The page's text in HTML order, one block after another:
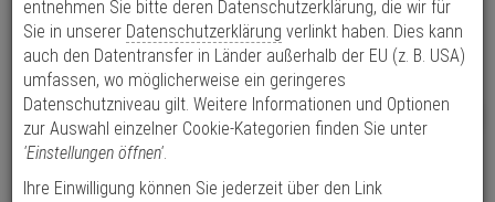
Zeichen
ein,
um
Suche
starten.
gestartet
Bewegungsmelder V2, 12116
Produktmerkmale
HOT
Datenblatt drucken
Produktinformationen
Bewegungsmelder
entnehmen Sie bitte deren Datenschutzerklärung, die wir für
Sie in unserer Datenschutzerklärung verlinkt haben. Dies kann
auch den Datentransfer in Länder außerhalb der EU (z. B. USA)
umfassen, wo möglicherweise ein geringeres
Datenschutzniveau gilt. Weitere Informationen und Optionen
zur Auswahl einzelner Cookie-Kategorien finden Sie unter
'Einstellungen öffnen'.
Ihre Einwilligung können Sie jederzeit über den Link